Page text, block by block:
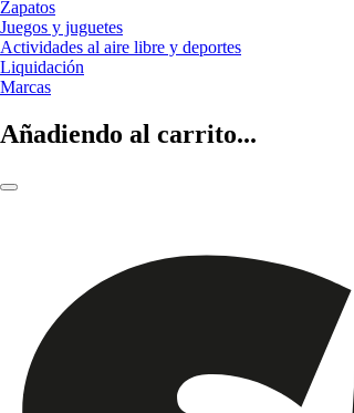
Zapatos
Juegos y juguetes
Actividades al aire libre y deportes
Liquidación
Marcas
Añadiendo al carrito...